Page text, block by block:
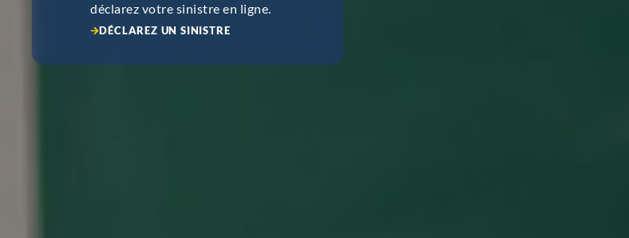
déclarez votre sinistre en ligne.
DÉCLAREZ UN SINISTRE